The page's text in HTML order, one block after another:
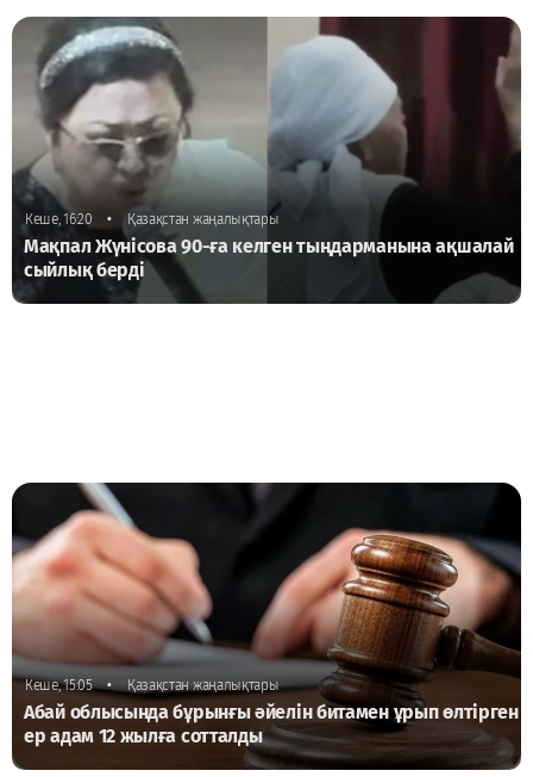
Кеше, 16:20 • Қазақстан жаңалықтары
Мақпал Жүнісова 90-ға келген тыңдарманына ақшалай
сыйлық берді
Кеше, 15:05 • Қазақстан жаңалықтары
Абай облысында бұрынғы әйелін битамен ұрып өлтірген
ер адам 12 жылға сотталды